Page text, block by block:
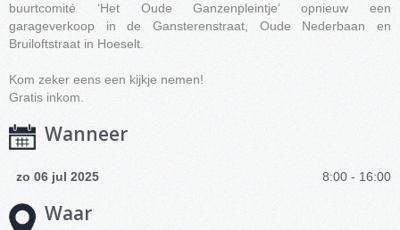
buurtcomité ‘Het Oude Ganzenpleintje’ opnieuw een
garageverkoop in de Gansterenstraat, Oude Nederbaan en
Bruiloftstraat in Hoeselt.
Kom zeker eens een kijkje nemen!
Gratis inkom.
Wanneer
zo 06 jul 2025 8:00 - 16:00
Waar